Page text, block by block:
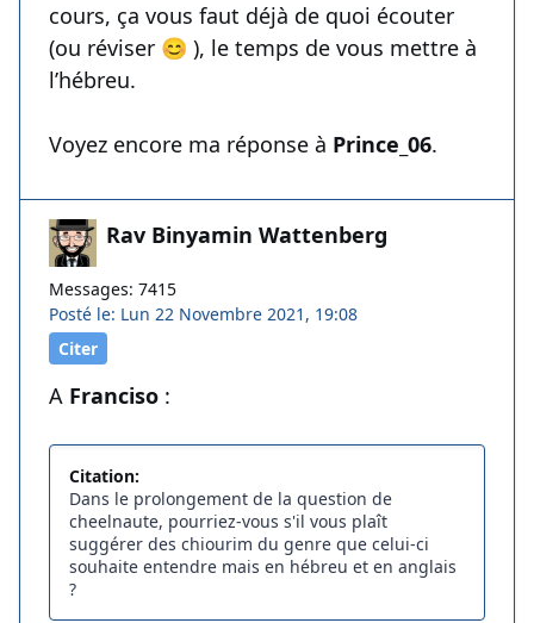
cours, ça vous faut déjà de quoi écouter
(ou réviser 😊 ), le temps de vous mettre à
l’hébreu.
Voyez encore ma réponse à Prince_06.
Rav Binyamin Wattenberg
Messages: 7415
Posté le: Lun 22 Novembre 2021, 19:08
Citer
A Franciso :
Citation:
Dans le prolongement de la question de
cheelnaute, pourriez-vous s'il vous plaît
suggérer des chiourim du genre que celui-ci
souhaite entendre mais en hébreu et en anglais
?